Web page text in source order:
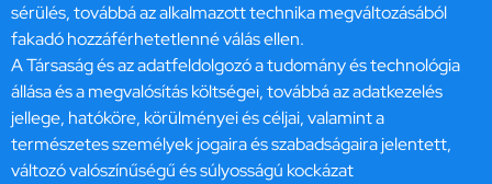
sérülés, továbbá az alkalmazott technika megváltozásából
fakadó hozzáférhetetlenné válás ellen.
A Társaság és az adatfeldolgozó a tudomány és technológia
állása és a megvalósítás költségei, továbbá az adatkezelés
jellege, hatóköre, körülményei és céljai, valamint a
természetes személyek jogaira és szabadságaira jelentett,
változó valószínűségű és súlyosságú kockázat